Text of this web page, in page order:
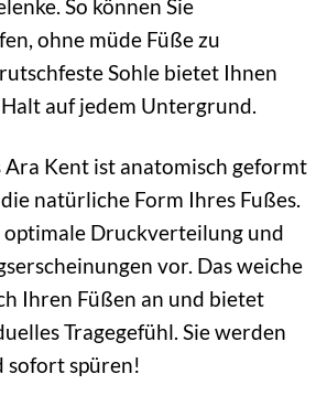
So können Sie
ohne müde Füße zu
Sohle bietet Ihnen
auf jedem Untergrund.
Ara Kent ist anatomisch geformt
natürliche Form Ihres Fußes.
optimale Druckverteilung und
vor. Das weiche
Ihren Füßen an und bietet
Tragegefühl. Sie werden
sofort spüren!